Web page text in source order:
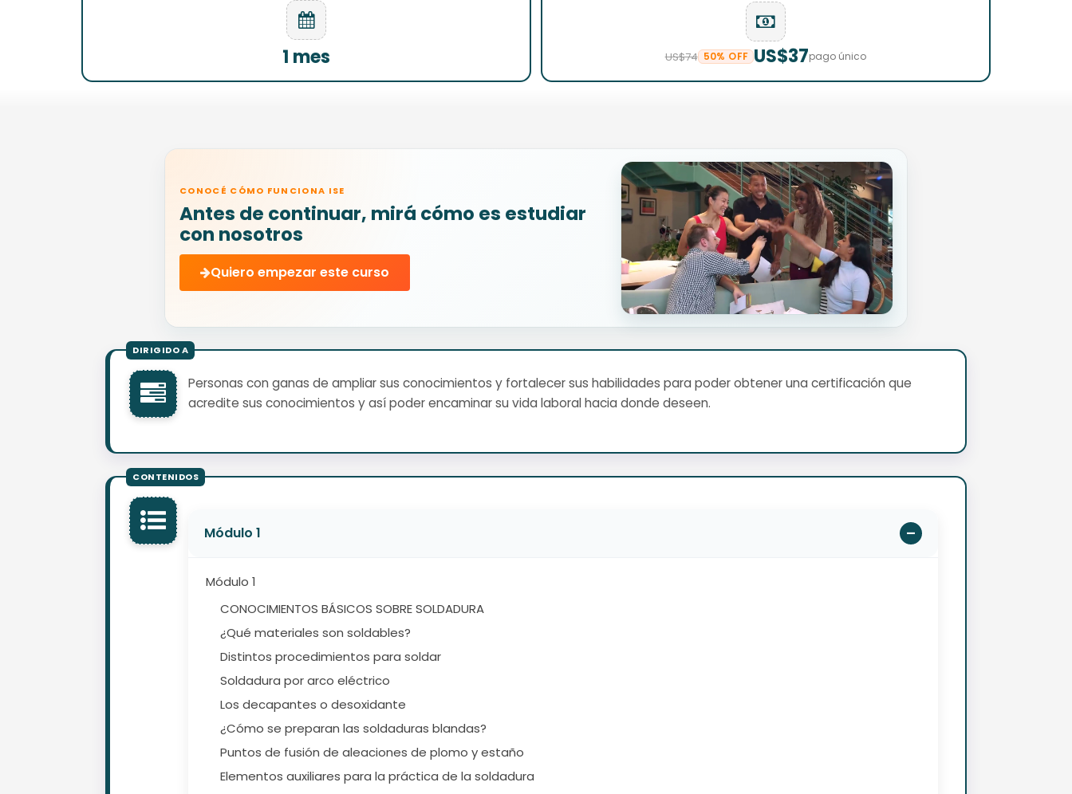
1 mes US$74 50% OFF US$37pago único
CONOCÉ CÓMO FUNCIONA ISE
Antes de continuar, mirá cómo es estudiar
con nosotros
Quiero empezar este curso
Personas con ganas de ampliar sus conocimientos y fortalecer sus habilidades para poder obtener una certificación que
acredite sus conocimientos y así poder encaminar su vida laboral hacia donde deseen.
Módulo 1
Módulo 1
CONOCIMIENTOS BÁSICOS SOBRE SOLDADURA
¿Qué materiales son soldables?
Distintos procedimientos para soldar
Soldadura por arco eléctrico
Los decapantes o desoxidante
¿Cómo se preparan las soldaduras blandas?
Puntos de fusión de aleaciones de plomo y estaño
Elementos auxiliares para la práctica de la soldadura